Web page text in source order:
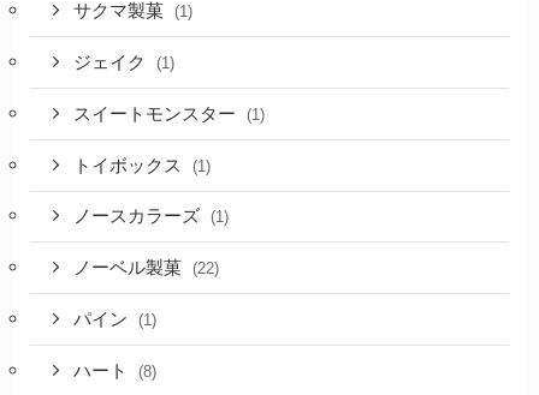
サクマ製菓 (1)
ジェイク (1)
スイートモンスター (1)
トイボックス (1)
ノースカラーズ (1)
ノーベル製菓 (22)
パイン (1)
ハート (8)